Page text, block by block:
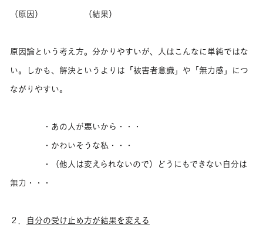
（原因） （結果）
原因論という考え方。分かりやすいが、人はこんなに単純ではな
い。しかも、解決というよりは「被害者意識」や「無力感」につ
ながりやすい。
・あの人が悪いから・・・
・かわいそうな私・・・
・（他人は変えられないので）どうにもできない自分は
無力・・・
２． 自分の受け止め方が結果を変える